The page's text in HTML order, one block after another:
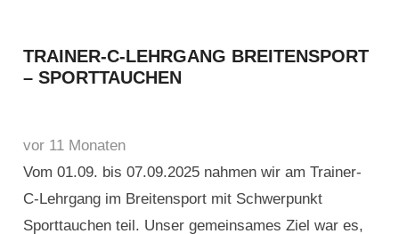
TRAINER-C-LEHRGANG BREITENSPORT
– SPORTTAUCHEN
vor 11 Monaten
Vom 01.09. bis 07.09.2025 nahmen wir am Trainer-
C-Lehrgang im Breitensport mit Schwerpunkt
Sporttauchen teil. Unser gemeinsames Ziel war es,